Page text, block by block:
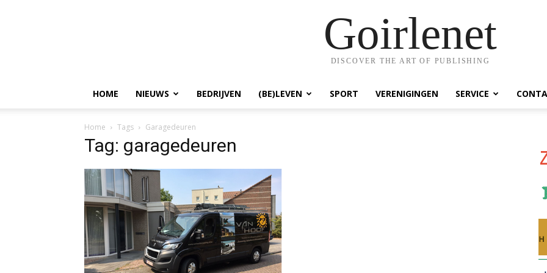
Goirlenet
DISCOVER THE ART OF PUBLISHING
HOME NIEUWS BEDRIJVEN (BE)LEVEN SPORT VERENIGINGEN SERVICE
Home Tags Garagedeuren
Tag: garagedeuren